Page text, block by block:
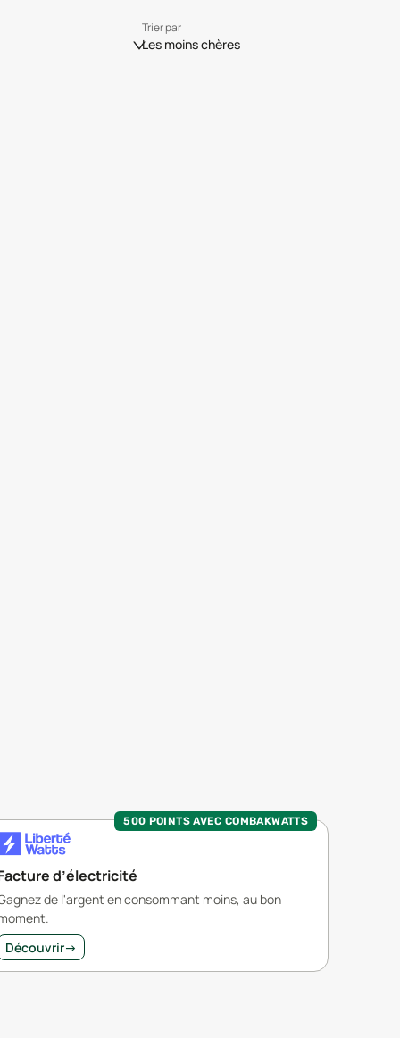
Trier par
Les moins chères
500 POINTS AVEC COMBAKWATTS
d’électricité
de l'argent en consommant moins, au bon
Découvrir→